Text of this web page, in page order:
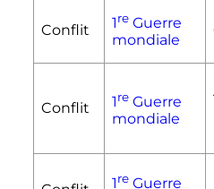
Conflit 1re Guerre
mondiale
Conflit 1re Guerre
mondiale
1re Guerre